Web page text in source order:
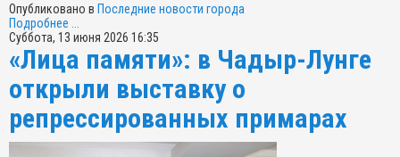
Опубликовано в Последние новости города
Подробнее ...
Суббота, 13 июня 2026 16:35
«Лица памяти»: в Чадыр-Лунге
открыли выставку о
репрессированных примарах